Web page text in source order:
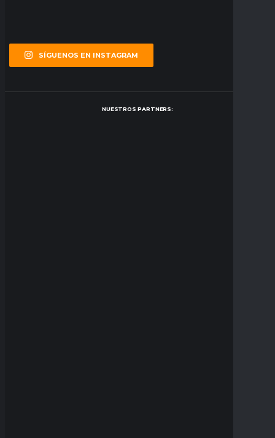
SÍGUENOS EN INSTAGRAM
NUESTROS PARTNERS: